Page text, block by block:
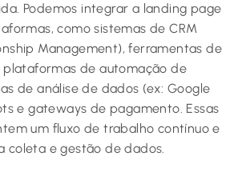
Podemos integrar a landing page
como sistemas de CRM
Management), ferramentas de
de automação de
de análise de dados (ex: Google
e gateways de pagamento. Essas
um fluxo de trabalho contínuo e
coleta e gestão de dados.